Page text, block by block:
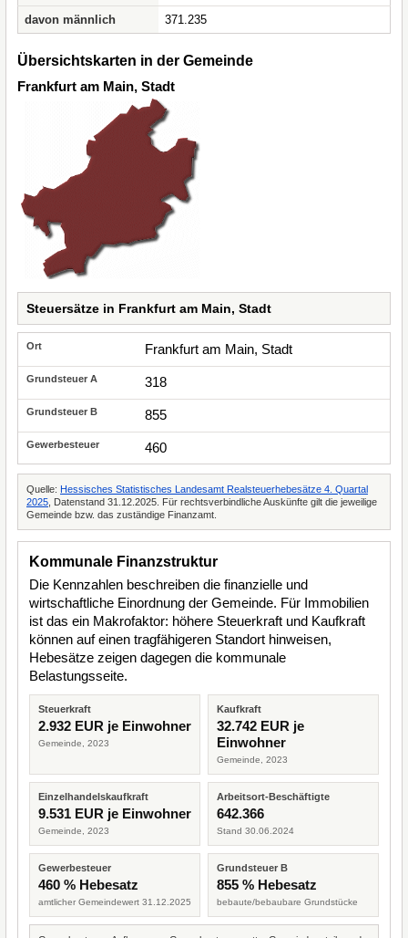
davon männlich
371.235
Übersichtskarten in der Gemeinde
Frankfurt am Main, Stadt
Steuersätze in Frankfurt am Main, Stadt
Frankfurt am Main, Stadt
318
855
460
Quelle: Hessisches Statistisches Landesamt Realsteuerhebesätze 4. Quartal
2025 , Datenstand 31.12.2025. Für rechtsverbindliche Auskünfte gilt die jeweilige
Gemeinde bzw. das zuständige Finanzamt.
Kommunale Finanzstruktur
Die Kennzahlen beschreiben die finanzielle und
wirtschaftliche Einordnung der Gemeinde. Für Immobilien
ist das ein Makrofaktor: höhere Steuerkraft und Kaufkraft
können auf einen tragfähigeren Standort hinweisen,
Hebesätze zeigen dagegen die kommunale
Belastungsseite.
Steuerkraft
2.932 EUR je Einwohner
Gemeinde, 2023
Kaufkraft
32.742 EUR je
Einwohner
Gemeinde, 2023
Einzelhandelskaufkraft
9.531 EUR je Einwohner
Gemeinde, 2023
Arbeitsort-Beschäftigte
642.366
Stand 30.06.2024
Gewerbesteuer
460 % Hebesatz
amtlicher Gemeindewert 31.12.2025
Grundsteuer B
855 % Hebesatz
bebaute/bebaubare Grundstücke